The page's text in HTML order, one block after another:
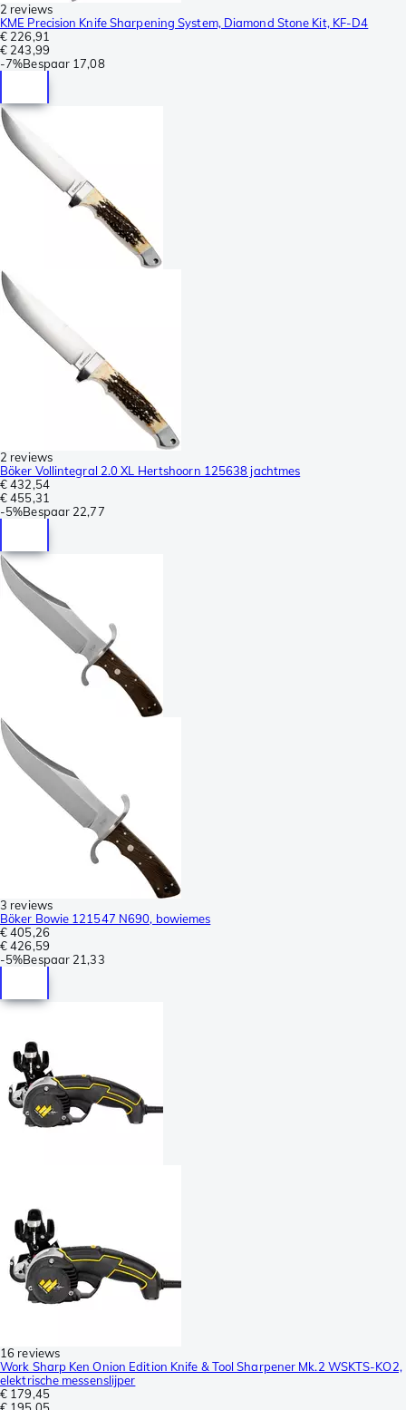
2 reviews
KME Precision Knife Sharpening System, Diamond Stone Kit, KF-D4
€ 226,91
€ 243,99
-7%Bespaar 17,08
2 reviews
Böker Vollintegral 2.0 XL Hertshoorn 125638 jachtmes
€ 432,54
€ 455,31
-5%Bespaar 22,77
3 reviews
Böker Bowie 121547 N690, bowiemes
€ 405,26
€ 426,59
-5%Bespaar 21,33
16 reviews
Work Sharp Ken Onion Edition Knife & Tool Sharpener Mk.2 WSKTS-KO2,
elektrische messenslijper
€ 179,45